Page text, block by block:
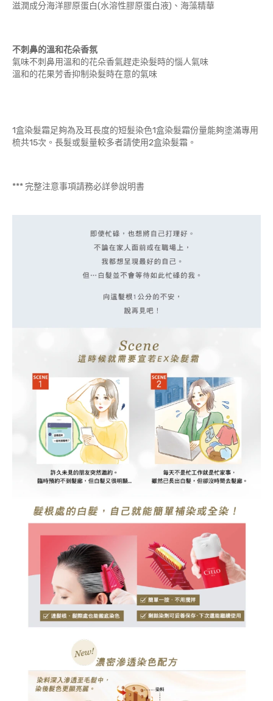
滋潤成分海洋膠原蛋白(水溶性膠原蛋白液)、海藻精華
不刺鼻的溫和花朵香氛
氣味不刺鼻用溫和的花朵香氣趕走染髮時的惱人氣味
溫和的花果芳香抑制染髮時在意的氣味
1盒染髮霜足夠為及耳長度的短髮染色1盒染髮霜份量能夠塗滿專用
梳共15次。長髮或髮量較多者請使用2盒染髮霜。
*** 完整注意事項請務必詳參說明書